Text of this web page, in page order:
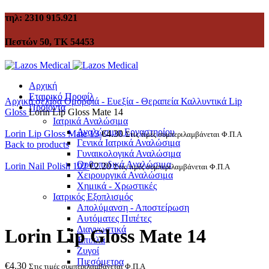
τηλ: 2310 915.921
Πεστών 50, ΤΚ 54453
Αρχική
Εταιρικό Προφίλ
Προϊόντα
Ιατρικά Αναλώσιμα
Αναλώσιμα Εργαστηρίου
Γενικά Ιατρικά Αναλώσιμα
Γυναικολογικά Αναλώσιμα
Ορθοπεδικά Αναλώσιμα
Χειρουργικά Αναλώσιμα
Χημικά - Χρωστικές
Ιατρικός Εξοπλισμός
Απολύμανση - Αποστείρωση
Αυτόματες Πιπέτες
Διαγνωστικά
Έπιπλα
Ζυγοί
Πιεσόμετρα
Αρχική σελίδαΟμορφιά - Ευεξία - Θεραπεία Καλλυντικά Lip
Gloss Lorin Lip Gloss Mate 14
Lorin Lip Gloss Mate 13€4.30 Στις τιμές συμπεριλαμβάνεται Φ.Π.Α
Back to products
Lorin Nail Polish 102€2.20 Στις τιμές συμπεριλαμβάνεται Φ.Π.Α
Lorin Lip Gloss Mate 14
€4.30 Στις τιμές συμπεριλαμβάνεται Φ.Π.Α